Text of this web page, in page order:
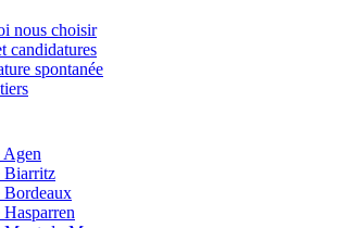
nous choisir
candidatures
spontanée
Agen
Biarritz
Bordeaux